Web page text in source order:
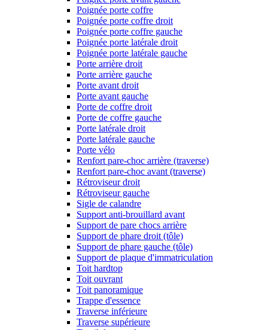
Poignée porte coffre
Poignée porte coffre droit
Poignée porte coffre gauche
Poignée porte latérale droit
Poignée porte latérale gauche
Porte arrière droit
Porte arrière gauche
Porte avant droit
Porte avant gauche
Porte de coffre droit
Porte de coffre gauche
Porte latérale droit
Porte latérale gauche
Porte vélo
Renfort pare-choc arrière (traverse)
Renfort pare-choc avant (traverse)
Rétroviseur droit
Rétroviseur gauche
Sigle de calandre
Support anti-brouillard avant
Support de pare chocs arrière
Support de phare droit (tôle)
Support de phare gauche (tôle)
Support de plaque d'immatriculation
Toit hardtop
Toit ouvrant
Toit panoramique
Trappe d'essence
Traverse inférieure
Traverse supérieure